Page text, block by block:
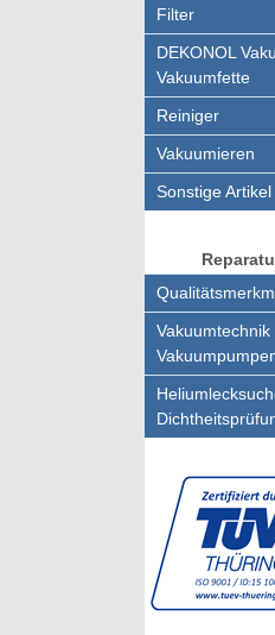
Filter
DEKONOL
Vakuumfette
Reiniger
Vakuumieren
Sonstige Artikel
Vakuumtechnik